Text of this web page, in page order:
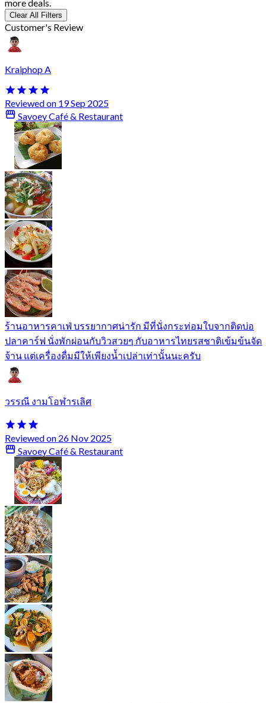
more deals.
Clear All Filters
Customer's Review
Kraiphop A
Reviewed on 19 Sep 2025
Savoey Café & Restaurant
ร้านอาหารคาเฟ่ บรรยากาศน่ารัก มีที่นั่งกระท่อมใบจากติดบ่อ
ปลาคาร์ฟ นั่งพักผ่อนกับวิวสวยๆ กับอาหารไทยรสชาติเข้มข้นจัด
จ้าน แต่เครื่องดื่มมีให้เพียงน้ำเปล่าเท่านั้นนะครับ
วรรณี งามโอฬารเลิศ
Reviewed on 26 Nov 2025
Savoey Café & Restaurant